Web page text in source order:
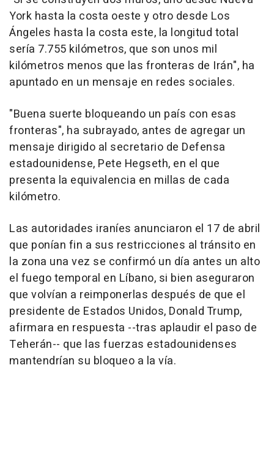
York hasta la costa oeste y otro desde Los
Ángeles hasta la costa este, la longitud total
sería 7.755 kilómetros, que son unos mil
kilómetros menos que las fronteras de Irán", ha
apuntado en un mensaje en redes sociales.
"Buena suerte bloqueando un país con esas
fronteras", ha subrayado, antes de agregar un
mensaje dirigido al secretario de Defensa
estadounidense, Pete Hegseth, en el que
presenta la equivalencia en millas de cada
kilómetro.
Las autoridades iraníes anunciaron el 17 de abril
que ponían fin a sus restricciones al tránsito en
la zona una vez se confirmó un día antes un alto
el fuego temporal en Líbano, si bien aseguraron
que volvían a reimponerlas después de que el
presidente de Estados Unidos, Donald Trump,
afirmara en respuesta --tras aplaudir el paso de
Teherán-- que las fuerzas estadounidenses
mantendrían su bloqueo a la vía.